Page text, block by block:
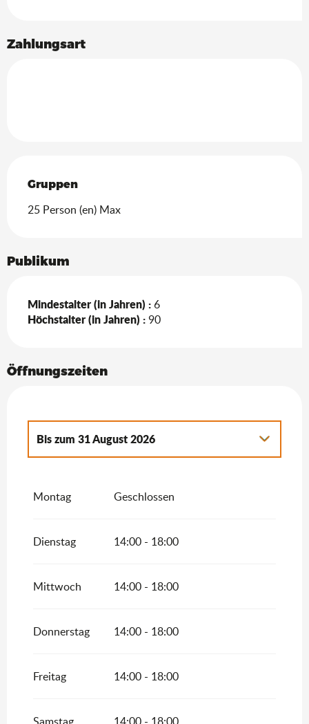
Zahlungsart
Gruppen
Gruppen
25 Person (en) Max
Publikum
Mindestalter (in Jahren) : 6
Höchstalter (in Jahren) :90
Öffnungszeiten
Bis zum 31 August 2026
vom 1 September 2026
vom
3 November 2026bis zum
Dezember 2026
Montag Geschlossen
Dienstag 14:00 - 18:00
Mittwoch 14:00 - 18:00
Donnerstag 14:00 - 18:00
Freitag 14:00 - 18:00